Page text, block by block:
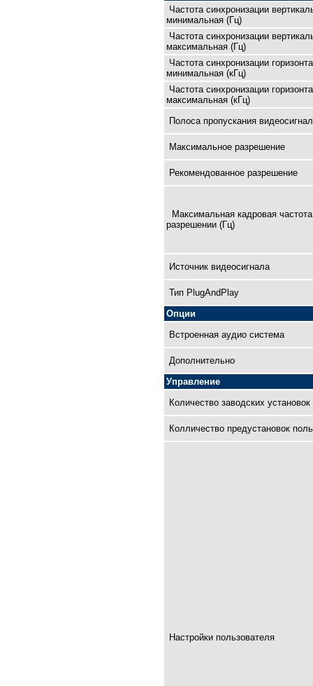
Частота синхронизации
минимальная (Гц)
Частота синхронизации
максимальная (Гц)
Частота синхронизации
минимальная (кГц)
Частота синхронизации
максимальная (кГц)
Полоса пропускания
Максимальное разрешение
Рекомендованное разрешение
Максимальная кадровая
разрешении (Гц)
Источник видеосигнала
Тип PlugAndPlay
Опции
Встроенная аудио система
Дополнительно
Управление
Количество заводских установок
Колличество предустановок
Настройки пользователя